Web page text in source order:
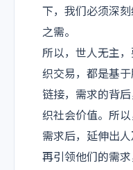
下，我们必须深
之需。
所以，世人无主，
织交易，都是基
链接，需求的背
织社会价值。 所
需求后，延伸出
再引领他们的需求